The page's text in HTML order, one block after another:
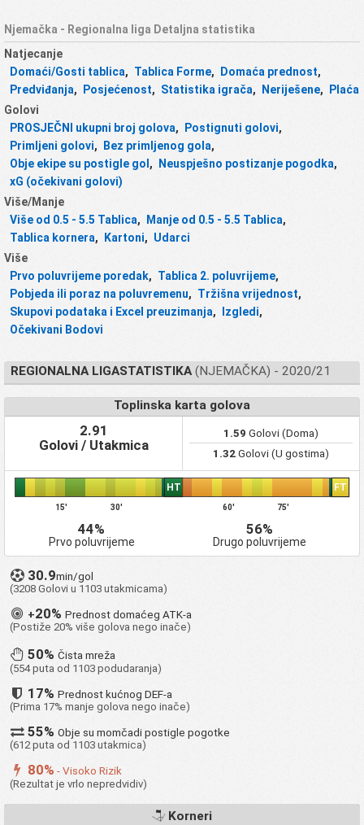
Njemačka - Regionalna liga Detaljna statistika
Natjecanje
Domaći/Gosti tablica, Tablica Forme, Domaća prednost,
Predviđanja, Posjećenost, Statistika igrača, Neriješene,
Plaća
Golovi
PROSJEČNI ukupni broj golova, Postignuti golovi,
Primljeni golovi, Bez primljenog gola,
Obje ekipe su postigle gol , Neuspješno postizanje pogodka,
xG (očekivani golovi)
Više/Manje
Više od 0.5 - 5.5 Tablica, Manje od 0.5 - 5.5 Tablica,
Tablica kornera, Kartoni, Udarci
Više
Prvo poluvrijeme poredak, Tablica 2. poluvrijeme,
Pobjeda ili poraz na poluvremenu, Tržišna vrijednost,
Skupovi podataka i Excel preuzimanja, Izgledi,
Očekivani Bodovi
REGIONALNA LIGASTATISTIKA(NJEMAČKA) - 2020/21
Toplinska karta golova
2.91
Golovi / Utakmica
1.59 Golovi (Doma)
1.32 Golovi (U gostima)
15' 30'
HT
60' 75'
FT
44%
Prvo poluvrijeme
56%
Drugo poluvrijeme
30.9min/gol
(3208 Golovi u 1103 utakmicama)
+20% Prednost domaćeg ATK-a
(Postiže 20% više golova nego inače)
50%Čista mreža
(554 puta od 1103 podudaranja)
17%Prednost kućnog DEF-a
(Prima 17% manje golova nego inače)
55%Obje su momčadi postigle pogotke
(612 puta od 1103 utakmica)
80% - Visoko Rizik
(Rezultat je vrlo nepredvidiv)
Korneri